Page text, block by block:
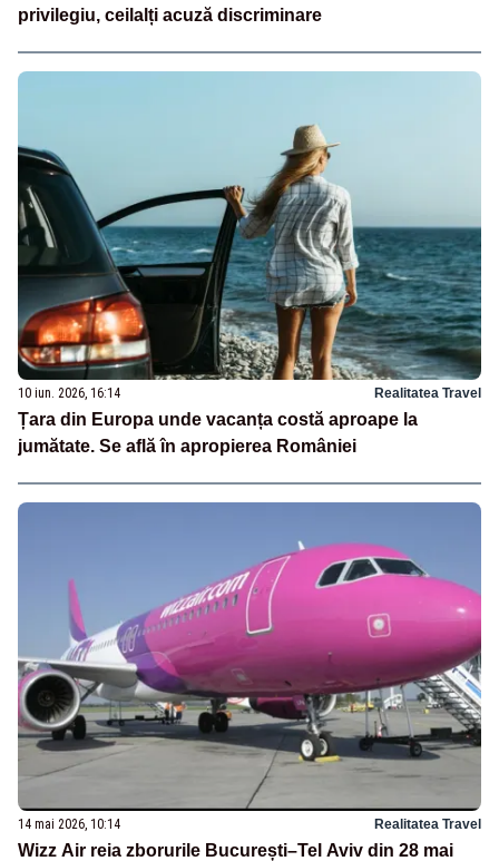
privilegiu, ceilalți acuză discriminare
10 iun. 2026, 16:14 Realitatea Travel
Țara din Europa unde vacanța costă aproape la
jumătate. Se află în apropierea României
14 mai 2026, 10:14 Realitatea Travel
Wizz Air reia zborurile București–Tel Aviv din 28 mai